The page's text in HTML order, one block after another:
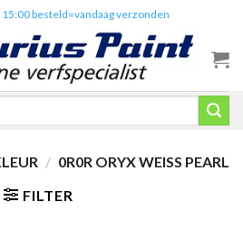
besteld=vandaag verzonden
/ 0R0R ORYX WEISS PEARL
FILTER